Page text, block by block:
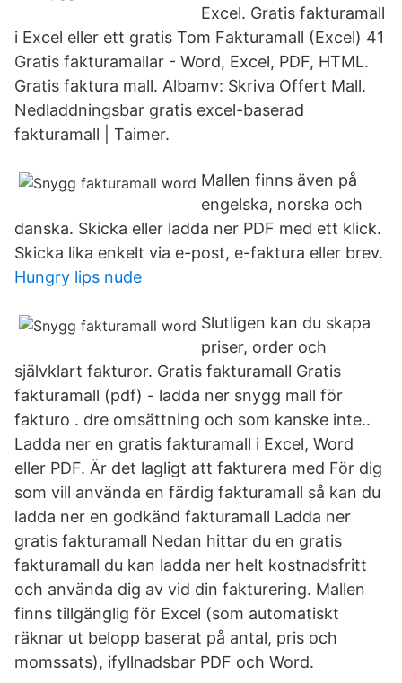
Excel. Gratis fakturamall
i Excel eller ett gratis Tom Fakturamall (Excel) 41
Gratis fakturamallar - Word, Excel, PDF, HTML.
Gratis faktura mall. Albamv: Skriva Offert Mall.
Nedladdningsbar gratis excel-baserad
fakturamall | Taimer.
Mallen finns även på
engelska, norska och
danska. Skicka eller ladda ner PDF med ett klick.
Skicka lika enkelt via e-post, e-faktura eller brev.
Hungry lips nude
Slutligen kan du skapa
priser, order och
självklart fakturor. Gratis fakturamall Gratis
fakturamall (pdf) - ladda ner snygg mall för
fakturo . dre omsättning och som kanske inte..
Ladda ner en gratis fakturamall i Excel, Word
eller PDF. Är det lagligt att fakturera med För dig
som vill använda en färdig fakturamall så kan du
ladda ner en godkänd fakturamall Ladda ner
gratis fakturamall Nedan hittar du en gratis
fakturamall du kan ladda ner helt kostnadsfritt
och använda dig av vid din fakturering. Mallen
finns tillgänglig för Excel (som automatiskt
räknar ut belopp baserat på antal, pris och
momssats), ifyllnadsbar PDF och Word.